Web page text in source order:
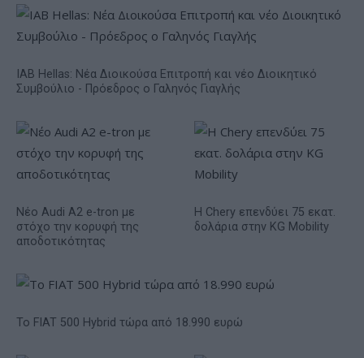
IAB Hellas: Νέα Διοικούσα Επιτροπή και νέο Διοικητικό
Συμβούλιο - Πρόεδρος ο Γαληνός Γιαγλής
Νέο Audi A2 e-tron με
στόχο την κορυφή της
αποδοτικότητας
Η Chery επενδύει 75 εκατ.
δολάρια στην KG Mobility
Το FIAT 500 Hybrid τώρα από 18.990 ευρώ